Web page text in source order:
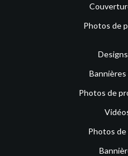
Photos de
Photos de
Photos